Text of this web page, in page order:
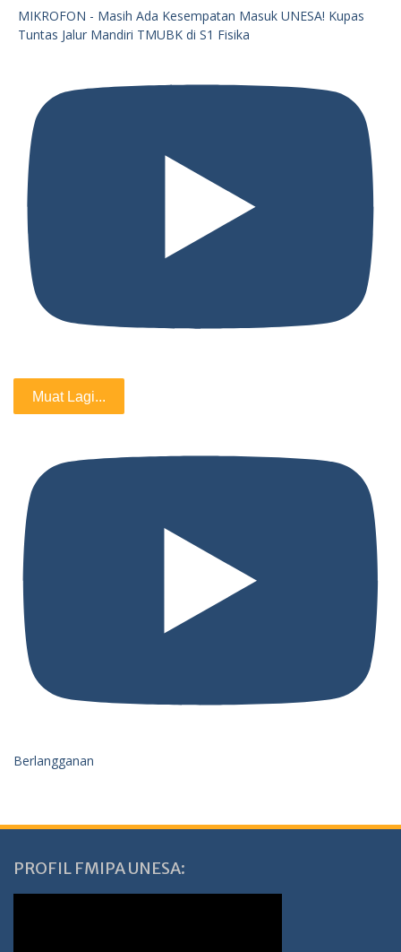
MIKROFON - Masih Ada Kesempatan Masuk UNESA! Kupas
Tuntas Jalur Mandiri TMUBK di S1 Fisika
Muat Lagi...
Berlangganan
PROFIL FMIPA UNESA: